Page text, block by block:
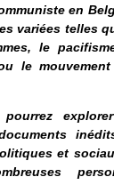
en
variées telles
le
le
et